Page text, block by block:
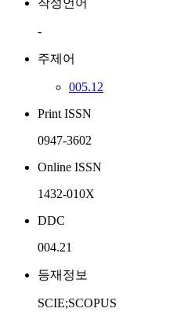
작성언어
-
주제어
005.12
Print ISSN
0947-3602
Online ISSN
1432-010X
DDC
004.21
등재정보
SCIE;SCOPUS